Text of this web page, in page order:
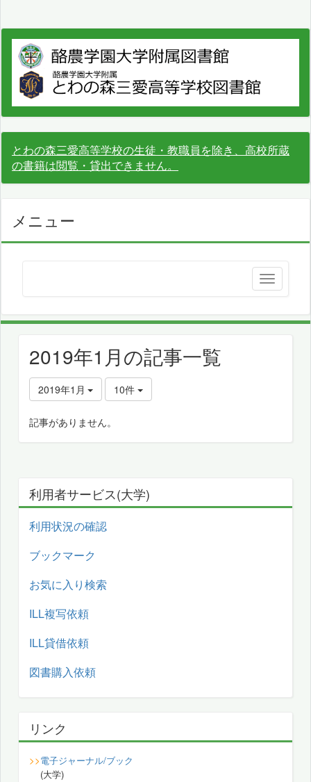
とわの森三愛高等学校の生徒・教職員を除き、高校所蔵
の書籍は閲覧・貸出できません。
メニュー
2019年1月の記事一覧
2019年1月 10件
記事がありません。
利用者サービス(大学)
利用状況の確認
ブックマーク
お気に入り検索
ILL複写依頼
ILL貸借依頼
図書購入依頼
リンク
>>電子ジャーナル/ブック
(大学)